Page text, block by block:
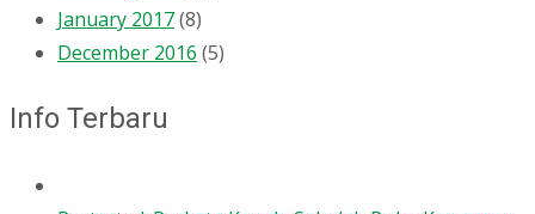
January 2017(8)
December 2016 (5)
Info Terbaru